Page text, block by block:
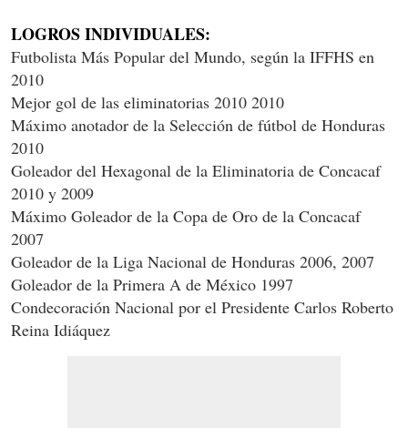
LOGROS INDIVIDUALES:
Futbolista Más Popular del Mundo, según la IFFHS en
2010
Mejor gol de las eliminatorias 2010 2010
Máximo anotador de la Selección de fútbol de Honduras
2010
Goleador del Hexagonal de la Eliminatoria de Concacaf
2010 y 2009
Máximo Goleador de la Copa de Oro de la Concacaf
2007
Goleador de la Liga Nacional de Honduras 2006, 2007
Goleador de la Primera A de México 1997
Condecoración Nacional por el Presidente Carlos Roberto
Reina Idiáquez